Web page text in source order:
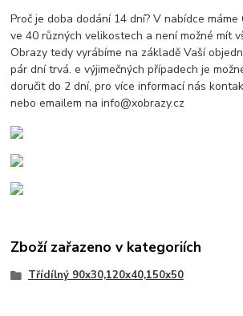
Proč je doba dodání 14 dní? V nabídce
ve 40 různých velikostech a není možné mít
Obrazy tedy vyrábíme na základě Vaší
pár dní trvá. e výjimečných případech je
doručit do 2 dní, pro více informací nás
nebo emailem na info@xobrazy.cz
Zboží zařazeno v kategoriích
Třídílný 90x30,120x40,150x50